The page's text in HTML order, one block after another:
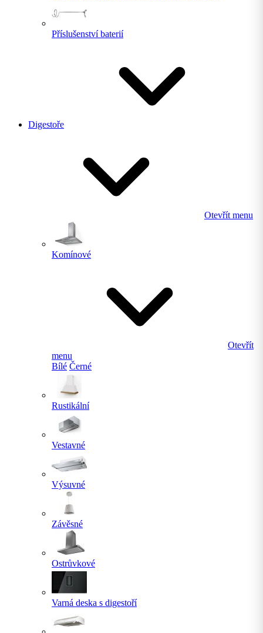
Příslušenství baterií
Digestoře
Otevřít menu
Komínové
Otevřít
menu
Bílé Černé
Rustikální
Vestavné
Výsuvné
Závěsné
Ostrůvkové
Varná deska s digestoří